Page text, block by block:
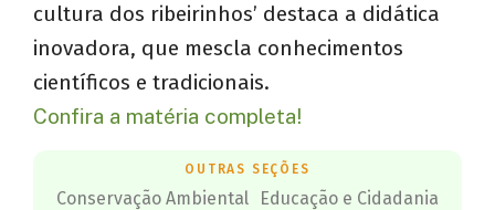
cultura dos ribeirinhos’ destaca a didática
inovadora, que mescla conhecimentos
científicos e tradicionais.
Confira a matéria completa!
OUTRAS SEÇÕES
Conservação Ambiental
Educação e Cidadania